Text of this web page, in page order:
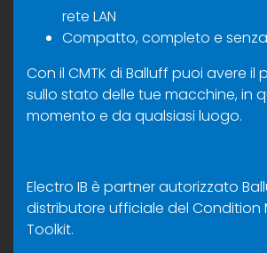
rete LAN
Compatto, completo e
Con il CMTK di Balluff puoi avere il
sullo stato delle tue macchine, in
momento e da qualsiasi luogo.
Electro IB è partner autorizzato
distributore ufficiale del Condition
Toolkit.